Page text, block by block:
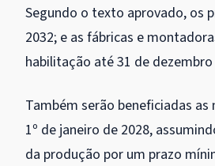
Segundo o texto aprovado, os
2032; e as fábricas e
habilitação até 31 de
Também serão beneficiadas
1º de janeiro de 2028,
da produção por um prazo